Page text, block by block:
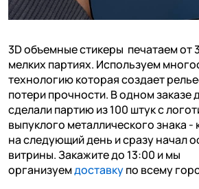
3D объемные стикеры печатаем от
мелких партиях. Используем
технологию которая создает
потери прочности. В одном заказе
сделали партию из 100 штук с
выпуклого металлического знака -
на следующий день и сразу начал
витрины. Закажите до 13:00 и мы
организуемдоставкупо всему